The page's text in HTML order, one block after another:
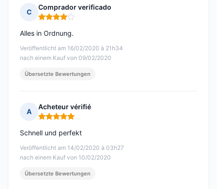
C
Comprador verificado
Hinweis: 4 von 5
Veröffentlicht am 16/02/2020 à 21h34
nach einem Kauf von 09/02/2020
Alles in Ordnung.
Übersetzte Bewertungen
A
Acheteur vérifié
Hinweis: 5 von 5
Veröffentlicht am 14/02/2020 à 03h27
nach einem Kauf von 10/02/2020
Schnell und perfekt
Übersetzte Bewertungen